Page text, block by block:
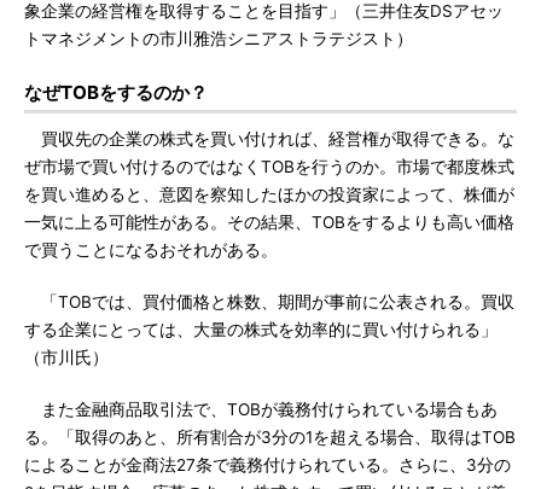
象企業の経営権を取得することを目指す」（三井住友DSアセッ
トマネジメントの市川雅浩シニアストラテジスト）
なぜTOBをするのか？
買収先の企業の株式を買い付ければ、経営権が取得できる。な
ぜ市場で買い付けるのではなくTOBを行うのか。市場で都度株式
を買い進めると、意図を察知したほかの投資家によって、株価が
一気に上る可能性がある。その結果、TOBをするよりも高い価格
で買うことになるおそれがある。
「TOBでは、買付価格と株数、期間が事前に公表される。買収
する企業にとっては、大量の株式を効率的に買い付けられる」
（市川氏）
また金融商品取引法で、TOBが義務付けられている場合もあ
る。「取得のあと、所有割合が3分の1を超える場合、取得はTOB
によることが金商法27条で義務付けられている。さらに、3分の